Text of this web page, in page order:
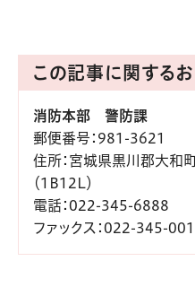
この記事に関する
消防本部 警防課
郵便番号 ：981-3621
住所：宮城県黒川郡大和
（1B12L）
電話 ：022-345-6888
ファックス ：022-345-